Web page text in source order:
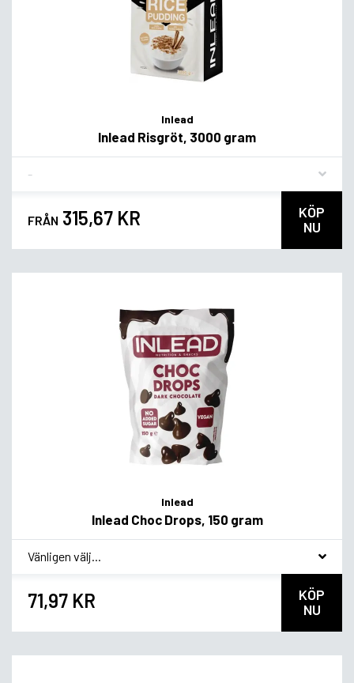
Inlead
Inlead Risgröt, 3000 gram
FRÅN 315,67 KR
KÖP
NU
Inlead
Inlead Choc Drops, 150 gram
* Smakvariant
71,97 KR
KÖP
NU